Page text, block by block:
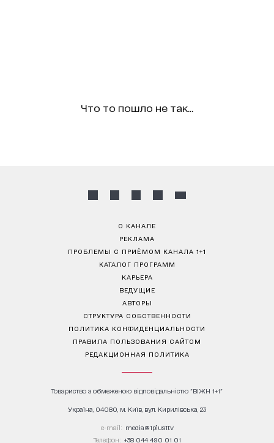
Что то пошло не так...
О КАНАЛЕ
РЕКЛАМА
ПРОБЛЕМЫ С ПРИЁМОМ КАНАЛА 1+1
КАТАЛОГ ПРОГРАММ
КАРЬЕРА
ВЕДУЩИЕ
АВТОРЫ
СТРУКТУРА СОБСТВЕННОСТИ
ПОЛИТИКА КОНФИДЕНЦИАЛЬНОСТИ
ПРАВИЛА ПОЛЬЗОВАНИЯ САЙТОМ
РЕДАКЦИОННАЯ ПОЛИТИКА
Товариство з обмеженою відповідальністю "ВІЖН 1+1"
Україна, 04080, м. Київ, вул. Кирилівська, 23
е-mail: media@1plus1.tv
Телефон: +38 044 490 01 01